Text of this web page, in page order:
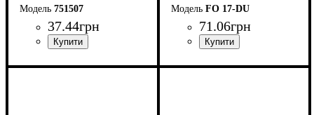
751507
37.44грн
FO 17-DU
71.06грн